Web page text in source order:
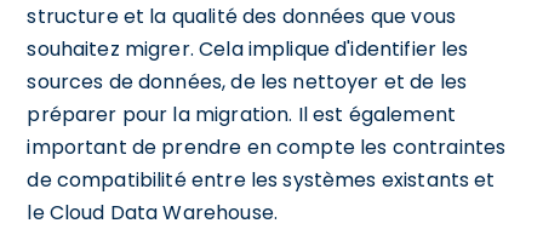
structure et la qualité des données que vous
souhaitez migrer. Cela implique d'identifier les
sources de données, de les nettoyer et de les
préparer pour la migration. Il est également
important de prendre en compte les contraintes
de compatibilité entre les systèmes existants et
le Cloud Data Warehouse.